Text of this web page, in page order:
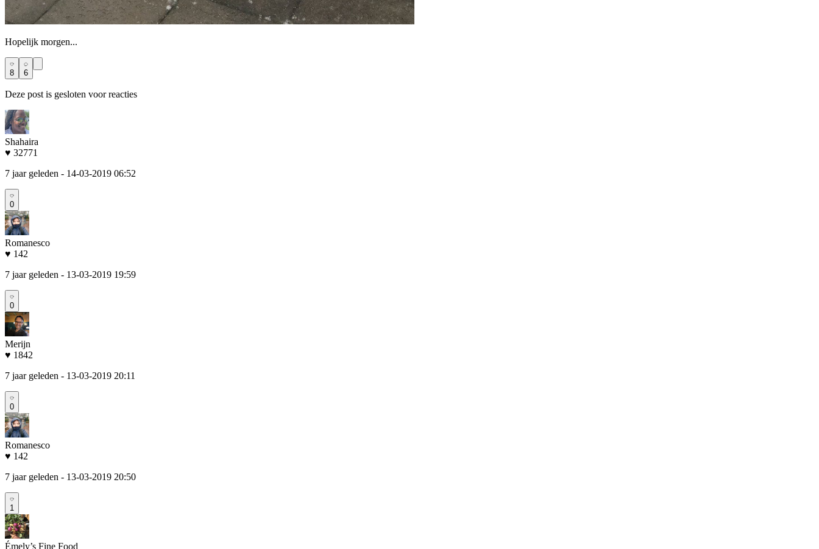
Hopelijk morgen...
8 6
Deze post is gesloten voor reacties
Shahaira
♥ 32771
7 jaar geleden - 14-03-2019 06:52
0
Romanesco
♥ 142
7 jaar geleden - 13-03-2019 19:59
0
Merijn
♥ 1842
7 jaar geleden - 13-03-2019 20:11
0
Romanesco
♥ 142
7 jaar geleden - 13-03-2019 20:50
1
Émely’s Fine Food